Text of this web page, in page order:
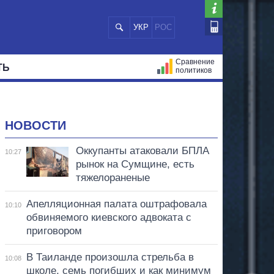
УКР РОС
Сравнение
политиков
НОВОСТИ
10:27
Оккупанты атаковали БПЛА
рынок на Сумщине, есть
тяжелораненые
10:10
Апелляционная палата оштрафовала
обвиняемого киевского адвоката с
приговором
10:08
В Таиланде произошла стрельба в
школе, семь погибших и как минимум